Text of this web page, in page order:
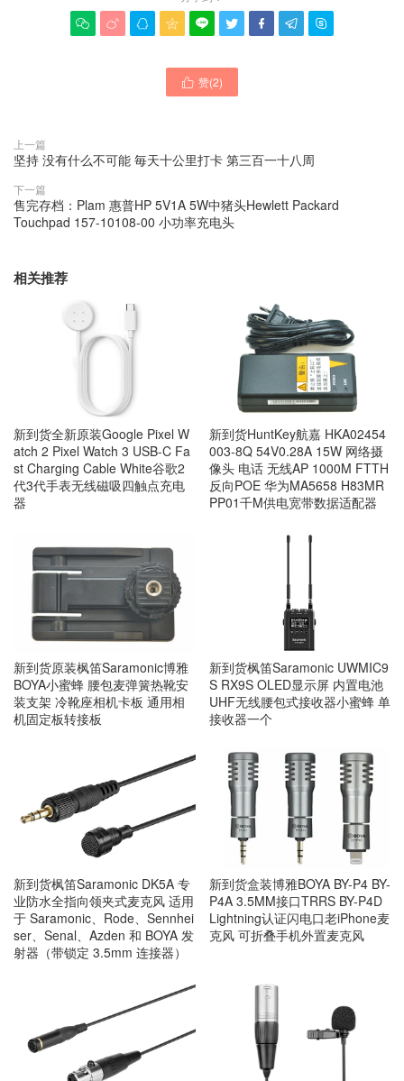
        
 赞(2)
上一篇
坚持 没有什么不可能 毎天十公里打卡 第三百一十八周
下一篇
售完存档：Plam 惠普HP 5V1A 5W中猪头Hewlett Packard
Touchpad 157-10108-00 小功率充电头
相关推荐
新到货全新原装Google Pixel W
atch 2 Pixel Watch 3 USB-C Fa
st Charging Cable White谷歌2
代3代手表无线磁吸四触点充电
器
新到货HuntKey航嘉 HKA02454
003-8Q 54V0.28A 15W 网络摄
像头 电话 无线AP 1000M FTTH
反向POE 华为MA5658 H83MR
PP01千M供电宽带数据适配器
新到货原装枫笛Saramonic博雅
BOYA小蜜蜂 腰包麦弹簧热靴安
装支架 冷靴座相机卡板 通用相
机固定板转接板
新到货枫笛Saramonic UWMIC9
S RX9S OLED显示屏 内置电池
UHF无线腰包式接收器小蜜蜂 单
接收器一个
新到货枫笛Saramonic DK5A 专
业防水全指向领夹式麦克风 适用
于 Saramonic、Rode、Sennhei
ser、Senal、Azden 和 BOYA 发
射器（带锁定 3.5mm 连接器）
新到货盒装博雅BOYA BY-P4 BY-
P4A 3.5MM接口TRRS BY-P4D
Lightning认证闪电口老iPhone麦
克风 可折叠手机外置麦克风